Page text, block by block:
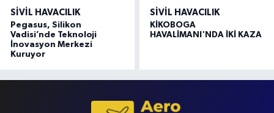
SIVIL HAVACILIK
Pegasus, Silikon
Vadisi’nde Teknoloji
İnovasyon Merkezi
Kuruyor
SIVIL HAVACILIK
KİKOBOGA
HAVALİMANI'NDA İKİ KAZA